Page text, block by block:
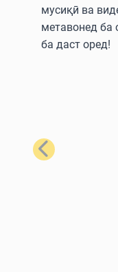
мусиқӣ ва
метавонед ба
ба даст оред!
Қаблӣ